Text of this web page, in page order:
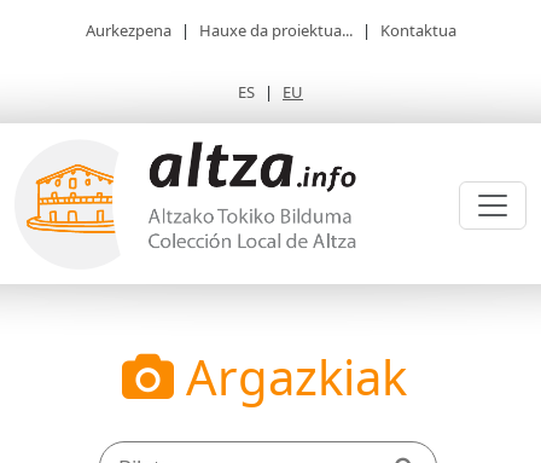
Aurkezpena | Hauxe da proiektua... | Kontaktua
ES | EU
Argazkiak